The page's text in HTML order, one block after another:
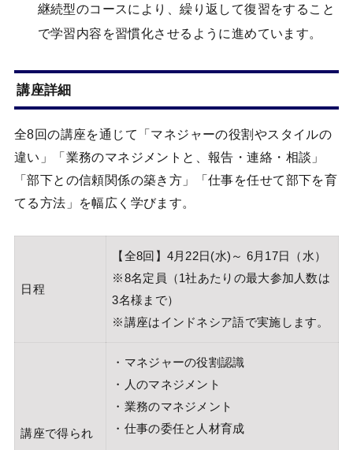
継続型のコースにより、繰り返して復習をすること
で学習内容を習慣化させるように進めています。
講座詳細
全8回の講座を通じて「マネジャーの役割やスタイルの
違い」「業務のマネジメントと、報告・連絡・相談」
「部下との信頼関係の築き方」「仕事を任せて部下を育
てる方法」を幅広く学びます。
日程
【全8回】4月22日(水)～ 6月17日（水）
※8名定員（1社あたりの最大参加人数は
3名様まで）
※講座はインドネシア語で実施します。
講座で得られ
・マネジャーの役割認識
・人のマネジメント
・業務のマネジメント
・仕事の委任と人材育成